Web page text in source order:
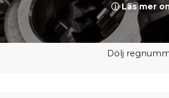
ⓘ Läs mer
Dölj